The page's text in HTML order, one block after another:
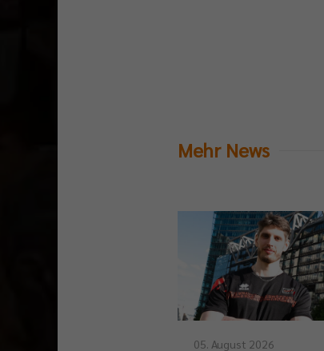
Mehr News
05. August 2026